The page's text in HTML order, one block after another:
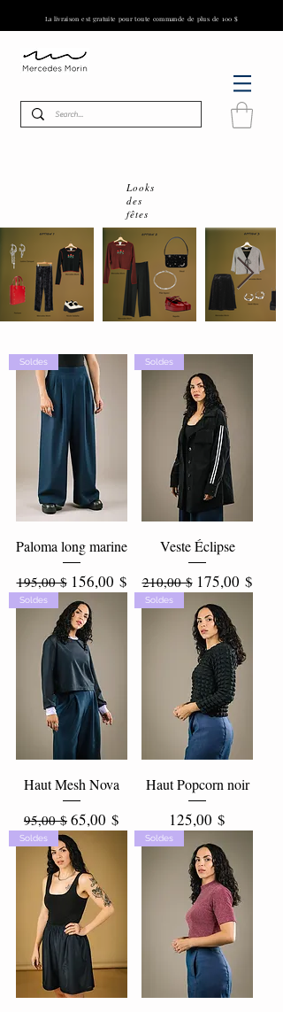
La livraison est gratuite pour toute commande de plus de 100 $
Looks
des
fêtes
Soldes
Paloma long marine
Prix original
195,00 $ Prix promotionnel
156,00 $
Soldes
Veste Éclipse
Prix original
210,00 $ Prix
175,00 $
Soldes
Haut Mesh Nova
Prix original
95,00 $ Prix promotionnel
65,00 $
Soldes
Haut Popcorn noir
Prix
125,00 $
Soldes Soldes